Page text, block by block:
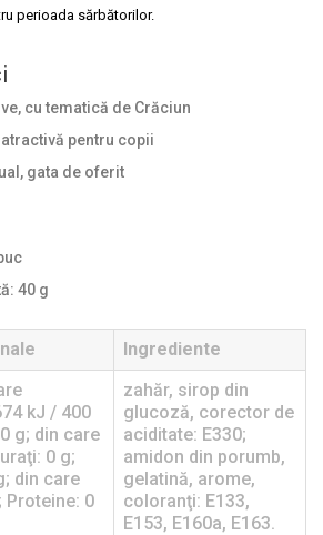
perioada sărbătorilor.
cu tematică de Crăciun
pentru copii
gata de oferit
40 g
Ingrediente
kJ / 400
g; din care
0 g;
din care
Proteine: 0
zahăr, sirop din
glucoză, corector de
aciditate: E330;
amidon din porumb,
gelatină, arome,
coloranţi: E133,
E153, E160a, E163.